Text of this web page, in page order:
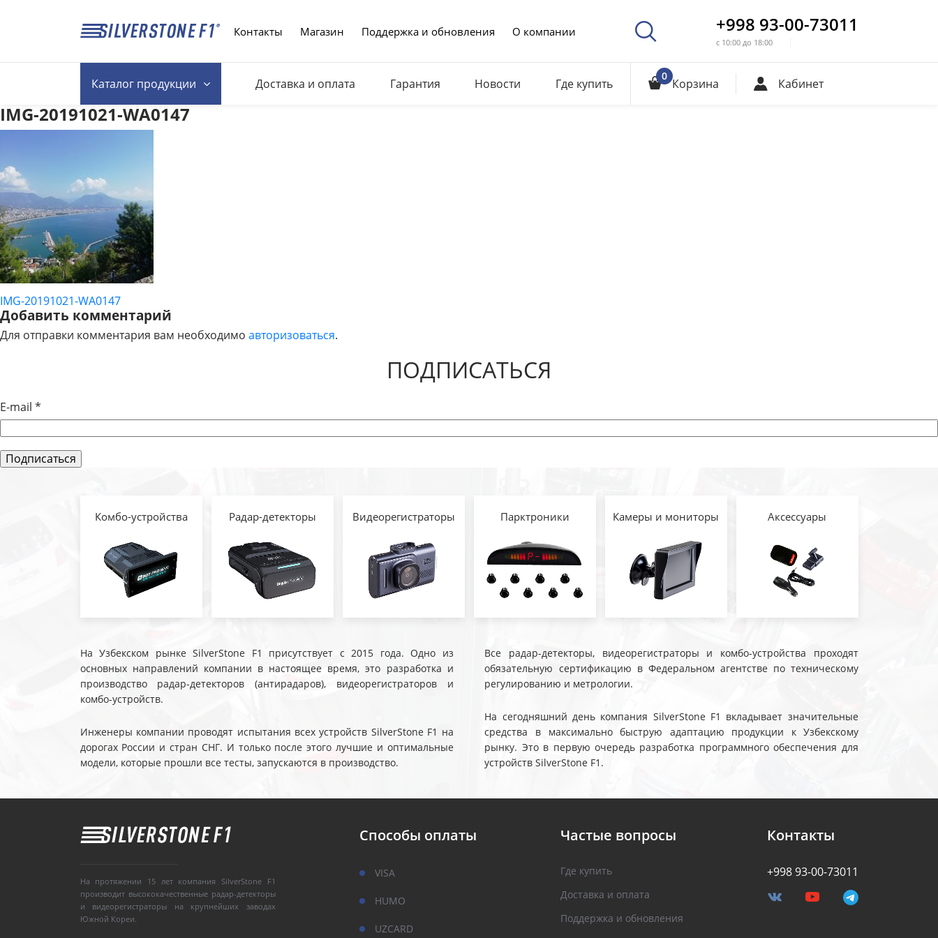
Контакты Магазин Поддержка и обновления О компании +998 93-00-73011
с 10:00 до 18:00
Каталогпродукции Доставка и оплата Гарантия Новости Где купить 0 Корзина Кабинет
IMG-20191021-WA0147
НАВИГАЦИЯ
ПО
IMG-20191021-WA0147
Добавить комментарий
Для отправки комментария вам необходимо авторизоваться.
ПОДПИСАТЬСЯ
E-mail *
Комбо-устройства Радар-детекторы Видеорегистраторы Парктроники Камеры и мониторы Аксессуары
На Узбекском рынке SilverStone F1 присутствует с 2015 года. Одно из
основных направлений компании в настоящее время, это разработка и
производство радар-детекторов (антирадаров), видеорегистраторов и
комбо-устройств.
Инженеры компании проводят испытания всех устройств SilverStone F1 на
дорогах России и стран СНГ. И только после этого лучшие и оптимальные
модели, которые прошли все тесты, запускаются в производство.
Все радар-детекторы, видеорегистраторы и комбо-устройства проходят
обязательную сертификацию в Федеральном агентстве по техническому
регулированию и метрологии.
На сегодняшний день компания SilverStone F1 вкладывает значительные
средства в максимально быструю адаптацию продукции к Узбекскому
рынку. Это в первую очередь разработка программного обеспечения для
устройств SilverStone F1.
На протяжении 15 лет компания SilverStone F1
производит высококачественные радар-детекторы
и видеорегистраторы на крупнейших заводах
Южной Кореи.
Способы оплаты
VISA
HUMO
UZCARD
Частые вопросы
Где купить
Доставка и оплата
Поддержка и обновления
Контакты
+998 93-00-73011